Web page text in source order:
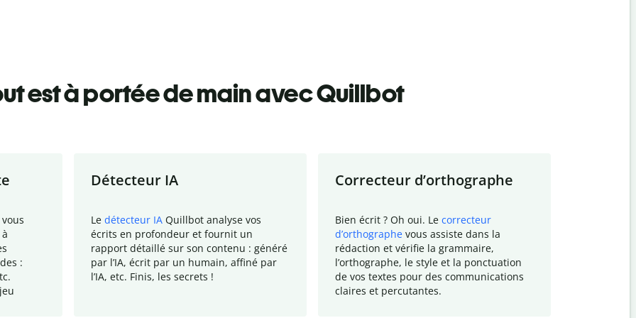
est à portée de main avec Quillbot
:
Détecteur IA
Le détecteur IA Quillbot analyse vos
écrits en profondeur et fournit un
rapport détaillé sur son contenu : généré
par l’IA, écrit par un humain, affiné par
l’IA, etc. Finis, les secrets !
Correcteur d’orthographe
Bien écrit ? Oh oui. Le correcteur
d’orthographe vous assiste dans la
rédaction et vérifie la grammaire,
l’orthographe, le style et la ponctuation
de vos textes pour des communications
claires et percutantes.